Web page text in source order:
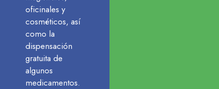
oficinales y
cosméticos, así
como la
dispensación
gratuita de
algunos
medicamentos.